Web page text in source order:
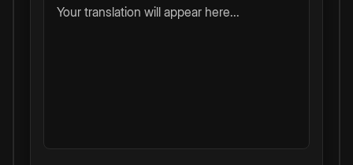
Your translation will appear here...